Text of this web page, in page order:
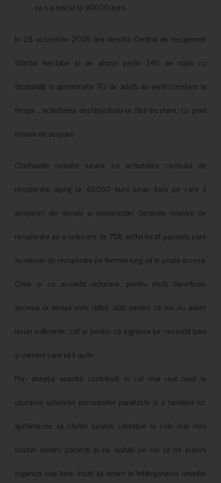
ce s-a ridicat la 90000 euro.
În 28 octombrie 2025 am deschis Centrul de recuperare
Sfântul Nectarie și de atunci peste 140 de copii cu
dizabilități și aproximativ 70 de adulți au venit constant la
terapii , activitatea desfășurându-se fără încetare, cu grad
maxim de ocupare.
Cheltuielile noastre lunare cu activitatea centrului de
recuperare ajung la 48000 euro lunar, bani pe care îi
acoperim din donații și sponsorizări. Serviciile noastre de
recuperare au o reducere de 75%, astfel încât pacienții care
au nevoie de recuperare pe termen lung să le poată accesa.
Chiar și cu această reducere, pentru mulți beneficiari
accesul la terapii este dificil, atât pentru că noi nu avem
locuri suficiente, cât și pentru că îngrijirea lor necesită bani
și oameni care să îi ajute.
Prin donația voastră contribuiți în cel mai real mod la
ușurarea suferinței persoanelor paralizate și a familiilor lor,
ajutându-ne să oferim servicii calitative la cele mai mici
costuri pentru pacienți și ne ajutați pe noi să ne putem
organiza mai bine, încât să venim în întâmpinarea nevoilor